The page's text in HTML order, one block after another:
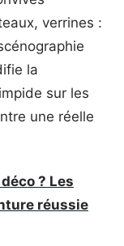
verrines :
la
sur les
une réelle
? Les
réussie